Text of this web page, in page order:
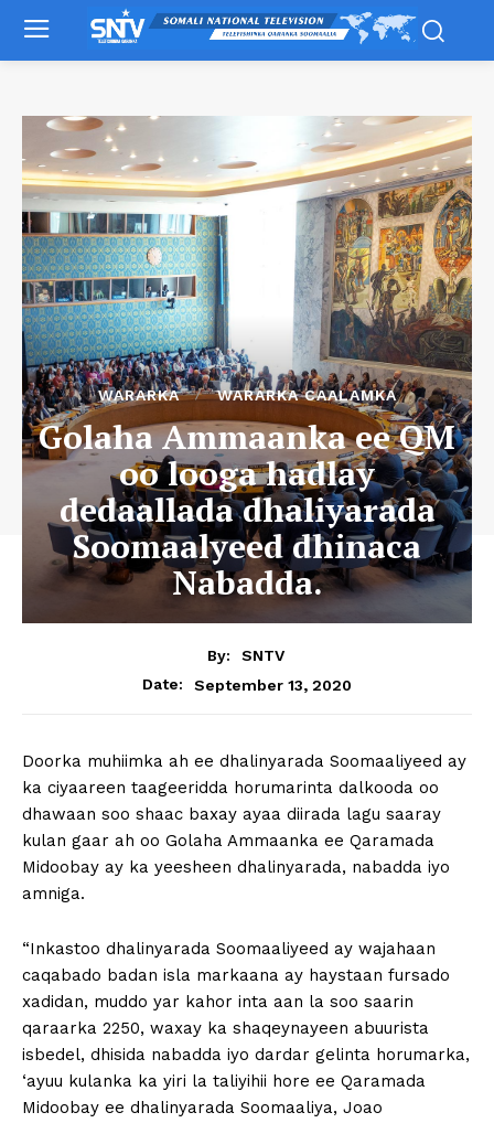
WARARKA WARARKA CAALAMKA
Golaha Ammaanka ee QM
oo looga hadlay
dedaallada dhaliyarada
Soomaalyeed dhinaca
Nabadda.
By:
SNTV
Date:
September 13, 2020
Doorka muhiimka ah ee dhalinyarada Soomaaliyeed ay
ka ciyaareen taageeridda horumarinta dalkooda oo
dhawaan soo shaac baxay ayaa diirada lagu saaray
kulan gaar ah oo Golaha Ammaanka ee Qaramada
Midoobay ay ka yeesheen dhalinyarada, nabadda iyo
amniga.
“Inkastoo dhalinyarada Soomaaliyeed ay wajahaan
caqabado badan isla markaana ay haystaan fursado
xadidan, muddo yar kahor inta aan la soo saarin
qaraarka 2250, waxay ka shaqeynayeen abuurista
isbedel, dhisida nabadda iyo dardar gelinta horumarka,
‘ayuu kulanka ka yiri la taliyihii hore ee Qaramada
Midoobay ee dhalinyarada Soomaaliya, Joao